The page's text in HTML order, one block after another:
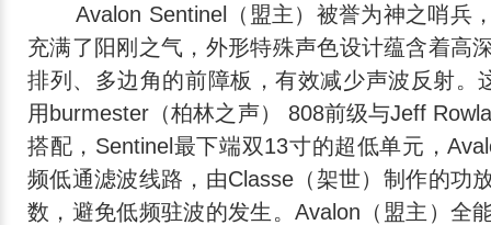
Avalon Sentinel（盟主）被誉为神之哨兵
充满了阳刚之气，外形特殊声色设计蕴含着高
排列、多边角的前障板，有效减少声波反射。
用burmester（柏林之声） 808前级与Jeff
搭配，Sentinel最下端双13寸的超低单元，
频低通滤波线路，由Classe（架世）制作的功
数，避免低频驻波的发生。Avalon（盟主）全